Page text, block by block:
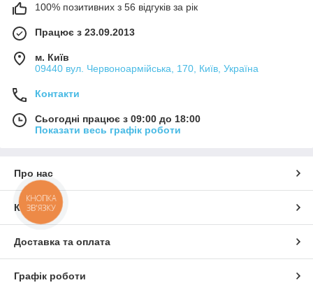
100% позитивних з 56 відгуків за рік
Працює з 23.09.2013
м. Київ
09440 вул. Червоноармійська, 170, Київ, Україна
Контакти
Сьогодні працює з 09:00 до 18:00
Показати весь графік роботи
Про нас
Контакти
Доставка та оплата
Графік роботи
КНОПКА
ЗВ'ЯЗКУ